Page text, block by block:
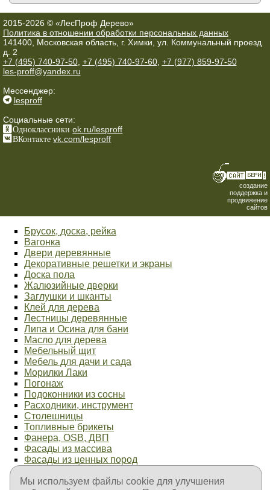
2015-2026 © «ЛесПроф Дерево»
Политика в отношении обработки персональных данных
141400, Московская область, г. Химки, ул. Коммунальный проезд
д. 2
+7 (495) 740-97-50, +7 (495) 740-97-60, +7 (977) 859-97-50
les-proff@yandex.ru
Мессенджер:
lesproff
Социальные сети:
Одноклассники ok.ru/lesproff
ВКонтакте vk.com/lesproff
создание
поддержка и
продвижение
сайтов
Брусок, доска, рейка
Вагонка
Двери деревянные
Декоративные решетки и экраны
Доска пола
Жалюзийные дверки
Заглушки и шканты
Клей для дерева
Лестницы деревянные
Липа и Осина для бани
Масло для дерева
Мебельный щит
Мебель для дачи и сада
Морилки Лаки
Погонаж
Подоконники из сосны
Расходники, инструмент
Столешницы
Топливные брикеты
Фанера, OSB, ДВП
Фасады из массива
Фасады из ценных пород
Элементы лестниц
Мы используем файлы cookie для улучшения